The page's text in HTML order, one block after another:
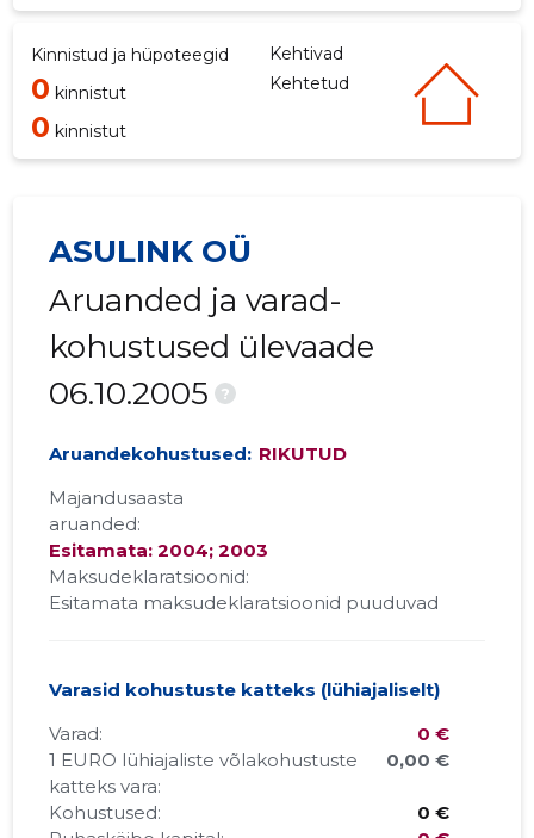
Kinnistud ja hüpoteegid Kehtivad
0 kinnistut Kehtetud
0 kinnistut
ASULINK OÜ
Aruanded ja varad-
kohustused ülevaade
06.10.2005
?
Aruandekohustused: RIKUTUD
Majandusaasta
aruanded:
Esitamata: 2004; 2003
Maksudeklaratsioonid:
Esitamata maksudeklaratsioonid puuduvad
Varasid kohustuste katteks (lühiajaliselt)
Varad:
0 €
1 EURO lühiajaliste võlakohustuste
katteks vara:
0,00 €
Kohustused:
0 €